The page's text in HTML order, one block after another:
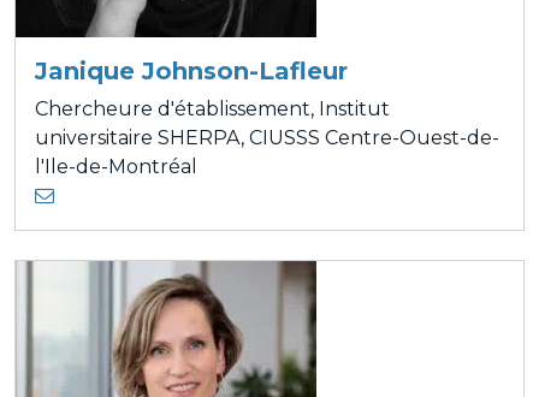
Janique Johnson-Lafleur
Chercheure d'établissement, Institut
universitaire SHERPA, CIUSSS Centre-Ouest-de-
l'Ile-de-Montréal